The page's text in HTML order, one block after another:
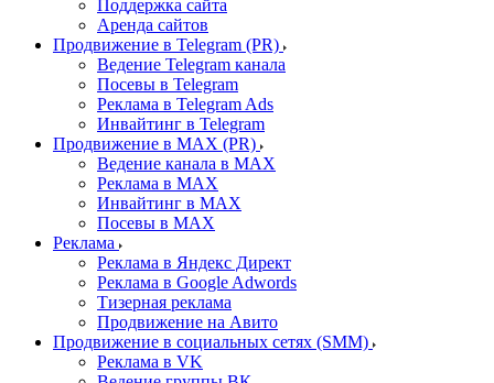
Поддержка сайта
Аренда сайтов
Продвижение в Telegram (PR)
Ведение Telegram канала
Посевы в Telegram
Реклама в Telegram Ads
Инвайтинг в Telegram
Продвижение в MAX (PR)
Ведение канала в MAX
Реклама в MAX
Инвайтинг в MAX
Посевы в MAX
Реклама
Реклама в Яндекс Директ
Реклама в Google Adwords
Тизерная реклама
Продвижение на Авито
Продвижение в социальных сетях (SMM)
Реклама в VK